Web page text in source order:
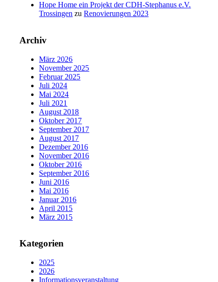
Hope Home ein Projekt der CDH-Stephanus e.V.
Trossingen zuRenovierungen 2023
Archiv
März 2026
November 2025
Februar 2025
Juli 2024
Mai 2024
Juli 2021
August 2018
Oktober 2017
September 2017
August 2017
Dezember 2016
November 2016
Oktober 2016
September 2016
Juni 2016
Mai 2016
Januar 2016
April 2015
März 2015
Kategorien
2025
2026
Informationsveranstaltung